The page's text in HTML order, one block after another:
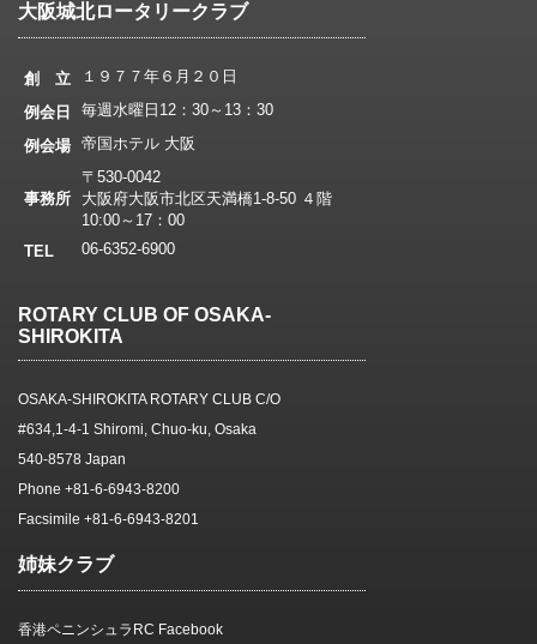
大阪城北ロータリークラブ
創 立
１９７７年６月２０日
例会日
毎週水曜日12：30～13：30
例会場 帝国ホテル 大阪
事務所
〒530-0042
大阪府大阪市北区天満橋1-8-50 ４階
10:00～17：00
TEL
06-6352-6900
ROTARY CLUB OF OSAKA-
SHIROKITA
OSAKA-SHIROKITA ROTARY CLUB C/O
#634,1-4-1 Shiromi, Chuo-ku, Osaka
540-8578 Japan
Phone +81-6-6943-8200
Facsimile +81-6-6943-8201
姉妹クラブ
香港ペニンシュラRC Facebook